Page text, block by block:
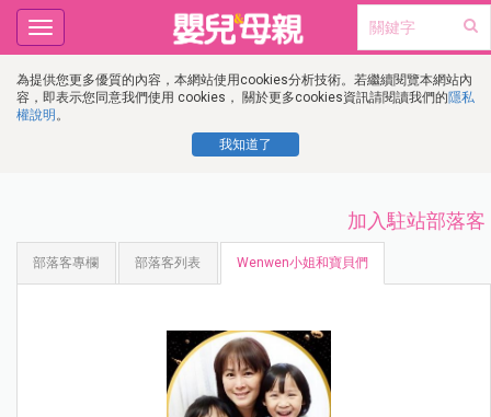
為提供您更多優質的內容，本網站使用cookies分析技術。若繼續閱覽本網站內
容，即表示您同意我們使用 cookies， 關於更多cookies資訊請閱讀我們的隱私
權說明 。
我知道了
Toggle
navigation
加入駐站部落客
部落客專欄 部落客列表 Wenwen小姐和寶貝們